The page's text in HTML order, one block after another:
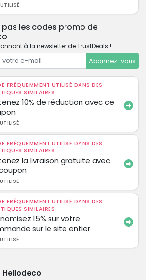
pas les codes promo de
à la newsletter de TrustDeals !
Abonnez-vous
FRÉQUEMMENT UTILISÉ DANS DES
SIMILAIRES
10% de réduction avec ce
FRÉQUEMMENT UTILISÉ DANS DES
SIMILAIRES
la livraison gratuite avec
FRÉQUEMMENT UTILISÉ DANS DES
SIMILAIRES
15% sur votre
sur le site entier
Hellodeco